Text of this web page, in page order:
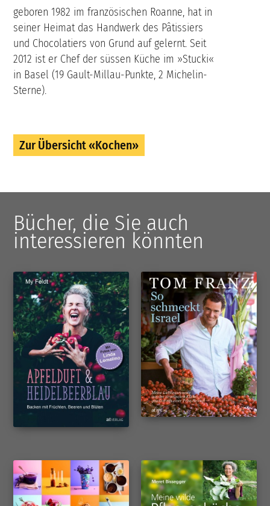
geboren 1982 im französischen Roanne, hat in
seiner Heimat das Handwerk des Pâtissiers
und Chocolatiers von Grund auf gelernt. Seit
2012 ist er Chef der süssen Küche im »Stucki«
in Basel (19 Gault-Millau-Punkte, 2 Michelin-
Sterne).
Zur Übersicht «Kochen»
Bücher, die Sie auch
interessieren könnten